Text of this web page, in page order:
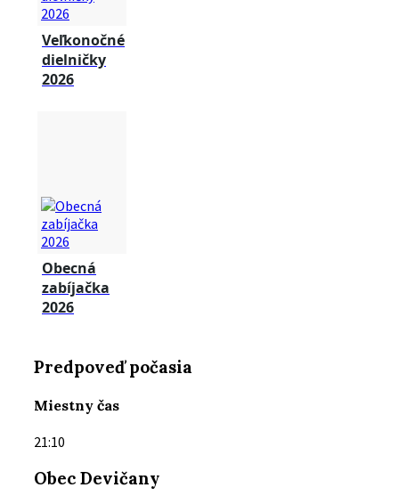
Veľkonočné
dielničky
2026
Obecná
zabíjačka
2026
Predpoveď počasia
Miestny čas
21:10
Obec Devičany